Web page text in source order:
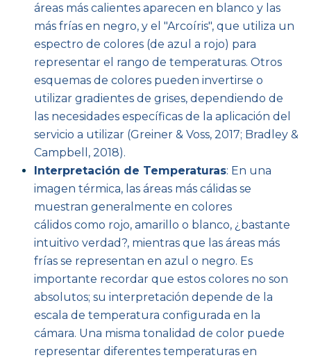
áreas más calientes aparecen en blanco y las
más frías en negro, y el "Arcoíris", que utiliza un
espectro de colores (de azul a rojo) para
representar el rango de temperaturas. Otros
esquemas de colores pueden invertirse o
utilizar gradientes de grises, dependiendo de
las necesidades específicas de la aplicación del
servicio a utilizar (Greiner & Voss, 2017; Bradley &
Campbell, 2018).
Interpretación de Temperaturas: En una
imagen térmica, las áreas más cálidas se
muestran generalmente en colores
cálidos como rojo, amarillo o blanco, ¿bastante
intuitivo verdad?, mientras que las áreas más
frías se representan en azul o negro. Es
importante recordar que estos colores no son
absolutos; su interpretación depende de la
escala de temperatura configurada en la
cámara. Una misma tonalidad de color puede
representar diferentes temperaturas en